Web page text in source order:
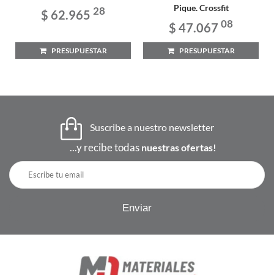
$ 62.965 28
PRESUPUESTAR
Pique. Crossfit
$ 47.067 08
PRESUPUESTAR
Suscribe a nuestro newsletter
...y recibe todas nuestras ofertas!